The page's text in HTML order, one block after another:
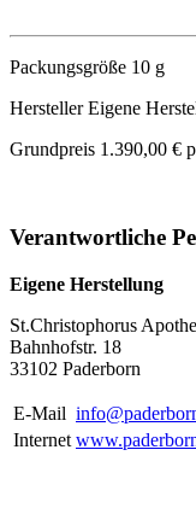
Packungsgröße 10 g
Hersteller Eigene
Grundpreis 1.390,00 €
Verantwortliche
Eigene Herstellung
St.Christophorus
Bahnhofstr. 18
33102 Paderborn
E-Mail
Internet